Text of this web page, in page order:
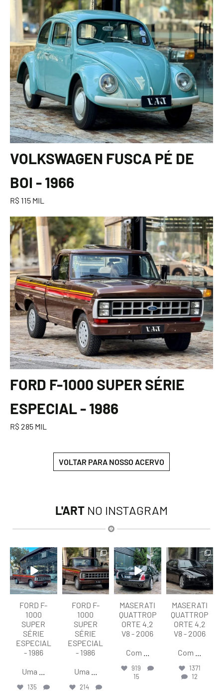
VOLKSWAGEN FUSCA PÉ DE
BOI - 1966
R$ 115 MIL
FORD F-1000 SUPER SÉRIE
ESPECIAL - 1986
R$ 285 MIL
VOLTAR PARA NOSSO ACERVO
L'ART NO INSTAGRAM
lart.br
Ago 7
FORD F-
1000
SUPER
SÉRIE
ESPECIAL
- 1986
Uma
135
lart.br
Ago 7
FORD F-
1000
SUPER
SÉRIE
ESPECIAL
- 1986
Uma
214
lart.br
Ago 6
MASERATI
QUATTROP
ORTE 4.2
V8 - 2006
Com
919
15
lart.br
Ago 6
MASERATI
QUATTROP
ORTE 4.2
V8 - 2006
Com
1371
12